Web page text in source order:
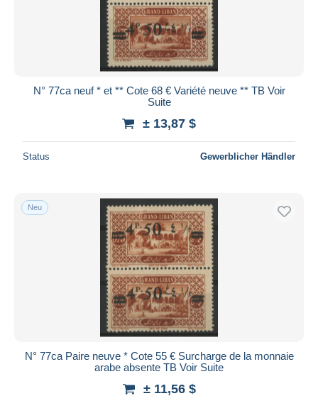
N° 77ca neuf * et ** Cote 68 € Variété neuve ** TB Voir
Suite
± 13,87 $
Status Gewerblicher Händler
Neu
N° 77ca Paire neuve * Cote 55 € Surcharge de la monnaie
arabe absente TB Voir Suite
± 11,56 $